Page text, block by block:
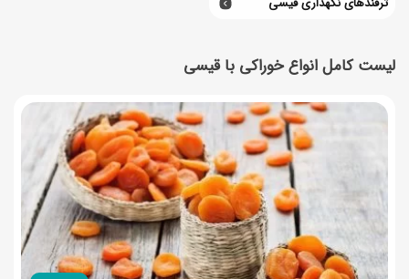
لیست کامل انواع خوراکی با قیسی